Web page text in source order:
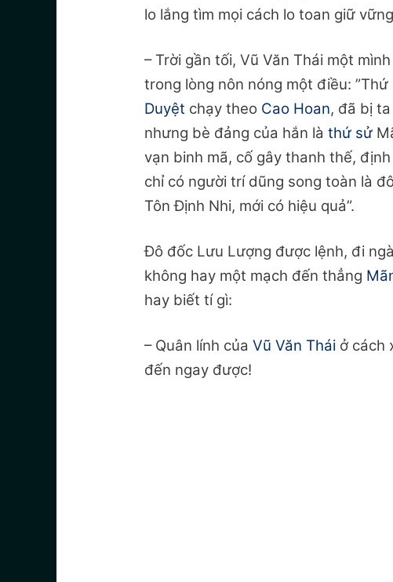
lo lắng tìm mọi cách lo toan giữ
– Trời gần tối, Vũ Văn Thái một
trong lòng nôn nóng một điều: ”Thứ
Duyệt chạy theo Cao Hoan, đã bị
nhưng bè đảng của hắn là thứ sử
vạn binh mã, cố gây thanh thế,
chỉ có người trí dũng song toàn là
Tôn Định Nhi, mới có hiệu quả”.
Đô đốc Lưu Lượng được lệnh, đi
không hay một mạch đến thẳng
hay biết tí gì:
– Quân lính của Vũ Văn Thái ở cách
đến ngay được!